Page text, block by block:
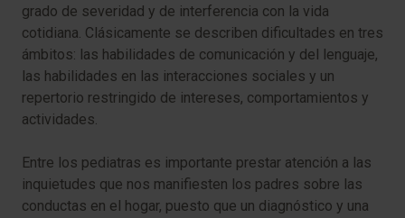
grado de severidad y de interferencia con la vida
cotidiana. Clásicamente se describen dificultades en tres
ámbitos: las habilidades de comunicación y del lenguaje,
las habilidades en las interacciones sociales y un
repertorio restringido de intereses, comportamientos y
actividades.
Entre los pediatras es importante prestar atención a las
inquietudes que nos manifiesten los padres sobre las
conductas en el hogar, puesto que un diagnóstico y una